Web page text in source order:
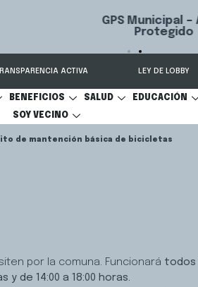
y recuperación de vehículos,
ACTIVA LEY DE LOBBY
BENEFICIOS SALUD EDUCACIÓN
SOY VECINO
de mantención básica de bicicletas
por la comuna. Funcionará todos
y de 14:00 a 18:00 horas.